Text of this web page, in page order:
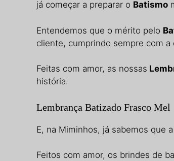
já começar a preparar o Batismo
Entendemos que o mérito pelo
cliente, cumprindo sempre com
Feitas com amor, as nossas
história.
Lembrança Batizado Frasco Mel
E, na Miminhos, já sabemos que
Feitos com amor, os brindes de